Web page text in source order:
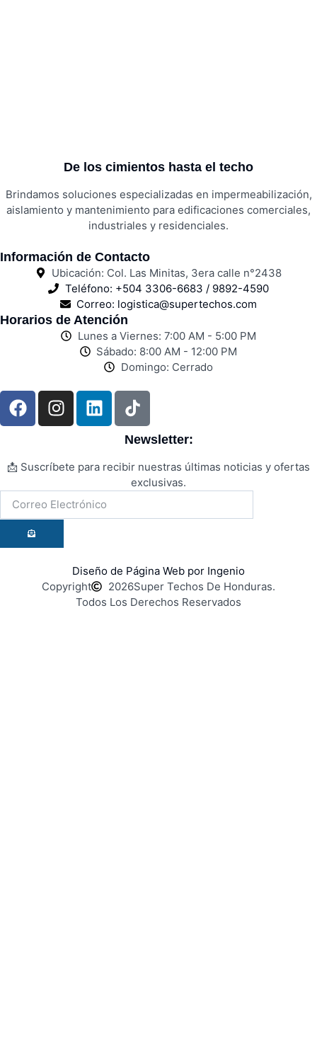
De los cimientos hasta el techo
Brindamos soluciones especializadas en impermeabilización,
aislamiento y mantenimiento para edificaciones comerciales,
industriales y residenciales.
Información de Contacto
Ubicación: Col. Las Minitas, 3era calle n°2438
Teléfono: +504 3306-6683 / 9892-4590
Correo: logistica@supertechos.com
Horarios de Atención
Lunes a Viernes: 7:00 AM - 5:00 PM
Sábado: 8:00 AM - 12:00 PM
Domingo: Cerrado
Newsletter:
📩 Suscríbete para recibir nuestras últimas noticias y ofertas
exclusivas.
Diseño de Página Web por Ingenio
Copyright
2026Super Techos De Honduras.
Todos Los Derechos Reservados